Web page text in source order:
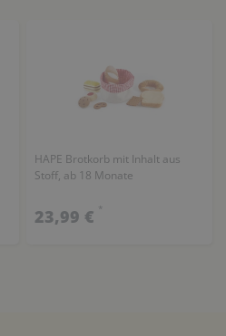
HAPE Brotkorb mit Inhalt aus
Stoff, ab 18 Monate
23,99 € *